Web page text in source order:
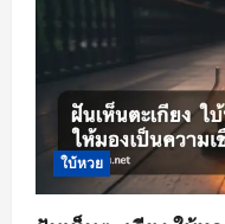
ใบ้หวย